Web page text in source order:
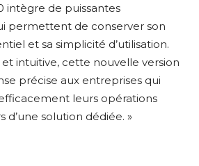
intègre de puissantes
permettent de conserver son
et sa simplicité d’utilisation.
intuitive, cette nouvelle version
précise aux entreprises qui
leurs opérations
d’une solution dédiée. »